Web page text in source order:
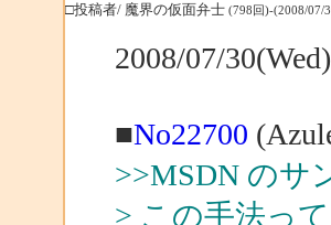
□投稿者/ 魔界の仮面弁士 (798回)-(2008/07/
2008/07/
■No22700
>>MSDN のサ
> この手法っ